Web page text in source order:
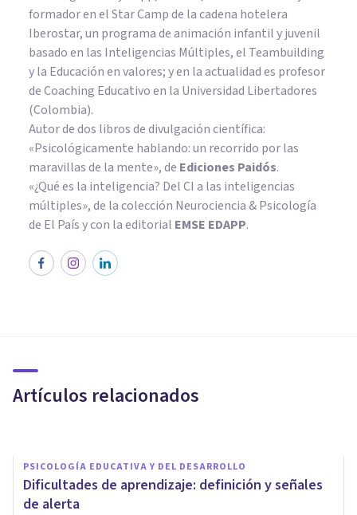
formador en el Star Camp de la cadena hotelera
Iberostar, un programa de animación infantil y juvenil
basado en las Inteligencias Múltiples, el Teambuilding
y la Educación en valores; y en la actualidad es profesor
de Coaching Educativo en la Universidad Libertadores
(Colombia).
Autor de dos libros de divulgación científica:
«Psicológicamente hablando: un recorrido por las
maravillas de la mente», de Ediciones Paidós.
«¿Qué es la inteligencia? Del CI a las inteligencias
múltiples», de la colección Neurociencia & Psicología
de El País y con la editorial EMSE EDAPP.
Artículos relacionados
matemáticas
PSICOLOGÍA EDUCATIVA Y DEL DESARROLLO
Dificultades de aprendizaje: definición y señales
de alerta